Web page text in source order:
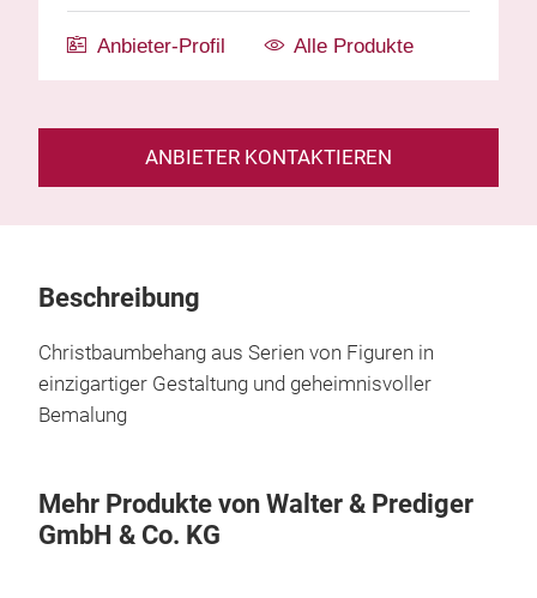
Anbieter-Profil Alle Produkte
ANBIETER KONTAKTIEREN
Beschreibung
Christbaumbehang aus Serien von Figuren in
einzigartiger Gestaltung und geheimnisvoller
Bemalung
Mehr Produkte von Walter & Prediger
GmbH & Co. KG